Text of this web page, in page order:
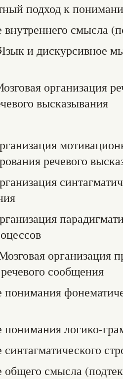
подход к
смысла
и дискурсивное
организация
высказывания
речевого
организация
сообщения
логико-
смысла